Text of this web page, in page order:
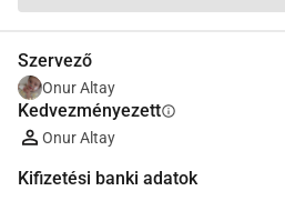
Szervező
Onur Altay
Kedvezményezettinfo
Onur Altay
Kifizetési banki adatok